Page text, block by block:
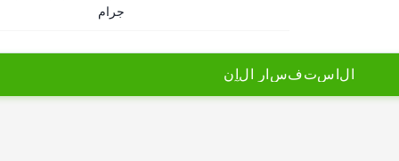
جرام
ل ستفس ر ل ن